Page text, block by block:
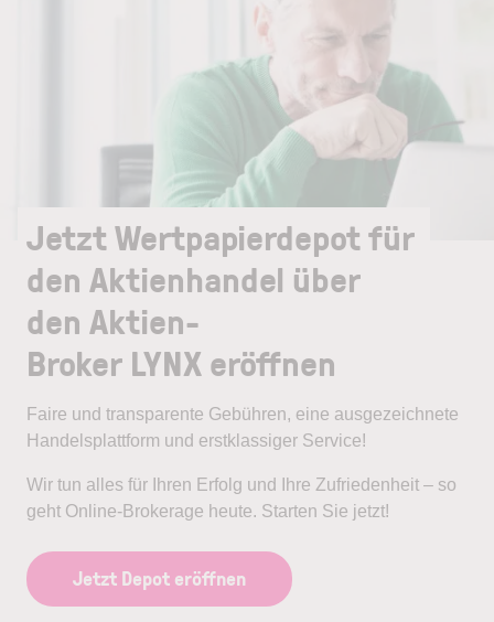
Jetzt Wertpapierdepot für
den Aktienhandel über
den Aktien-
Broker LYNX eröffnen
Faire und transparente Gebühren, eine ausgezeichnete
Handelsplattform und erstklassiger Service!
Wir tun alles für Ihren Erfolg und Ihre Zufriedenheit – so
geht Online-Brokerage heute. Starten Sie jetzt!
Jetzt Depot eröffnen